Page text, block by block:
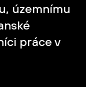
územnímu
práce v